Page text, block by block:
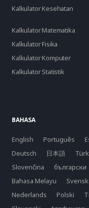
Kalkulator Kesehatan
Kalkulator Matematika
Kalkulator Fisika
Kalkulator Komputer
Kalkulator Statistik
BAHASA
English Português
Deutsch
日本語
Slovenčina
български
Bahasa Melayu
Nederlands
Polski